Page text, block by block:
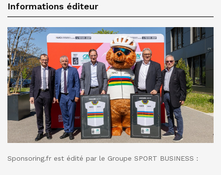
Informations éditeur
Sponsoring.fr est édité par le Groupe SPORT BUSINESS :